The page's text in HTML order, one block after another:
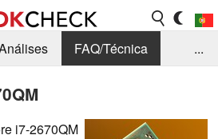
FAQ/Técnica
...
i7-2670QM